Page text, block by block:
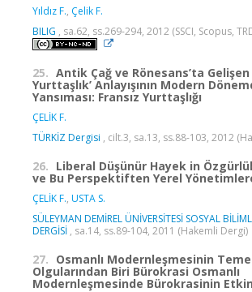
Yıldız F., Çelik F.
BILIG , sa.62, ss.269-294, 2012 (SSCI, Scopus,
25. Antik Çağ ve Rönesans’ta Gelişen
Yurttaşlık’ Anlayışının Modern
Yansıması: Fransız Yurttaşlığı
ÇELİK F.
TÜRKİZ Dergisi , cilt.3, sa.13, ss.88-103, 2012
26. Liberal Düşünür Hayek in
ve Bu Perspektiften Yerel Yönetimlere
ÇELİK F., USTA S.
SÜLEYMAN DEMİREL ÜNİVERSİTESİ SOSYAL
DERGİSİ , sa.14, ss.89-104, 2011 (Hakemli Dergi)
27. Osmanlı Modernleşmesinin
Olgularından Biri Bürokrasi Osmanlı
Modernleşmesinde Bürokrasinin